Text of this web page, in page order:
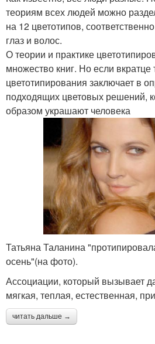
теориям всех людей можно
на 12 цветотипов,
глаз и волос.
О теории и практике
множество книг. Но если вкратце
цветотипирования заключает в
подходящих цветовых решений,
образом украшают человека
Татьяна Таланина
осень"(на фото).
Ассоциации, который вызывает
мягкая, теплая, естественная,
читать дальше →